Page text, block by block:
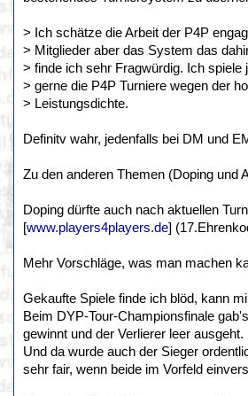
> Ich schätze die Arbeit der P4P
> Mitglieder aber das System das
> finde ich sehr Fragwürdig. Ich spiele
> gerne die P4P Turniere wegen der
> Leistungsdichte.
Definitv wahr, jedenfalls bei DM und
Zu den anderen Themen (Doping und
Doping dürfte auch nach aktuellen
[www.players4players.de]
Mehr Vorschläge, was man machen
Gekaufte Spiele finde ich blöd, kann
Beim DYP-Tour-Championsfinale
gewinnt und der Verlierer leer
Und da wurde auch der Sieger
sehr fair, wenn beide im Vorfeld